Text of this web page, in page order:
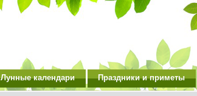
Лунные календари Праздники и приметы